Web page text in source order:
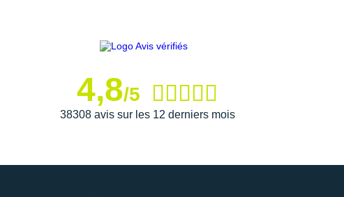
4,8/5
38308 avis sur les 12 derniers mois